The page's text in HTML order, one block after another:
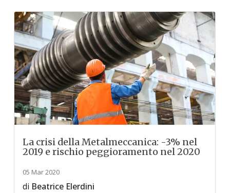
La crisi della Metalmeccanica: -3% nel
2019 e rischio peggioramento nel 2020
05 Mar 2020
di Beatrice Elerdini